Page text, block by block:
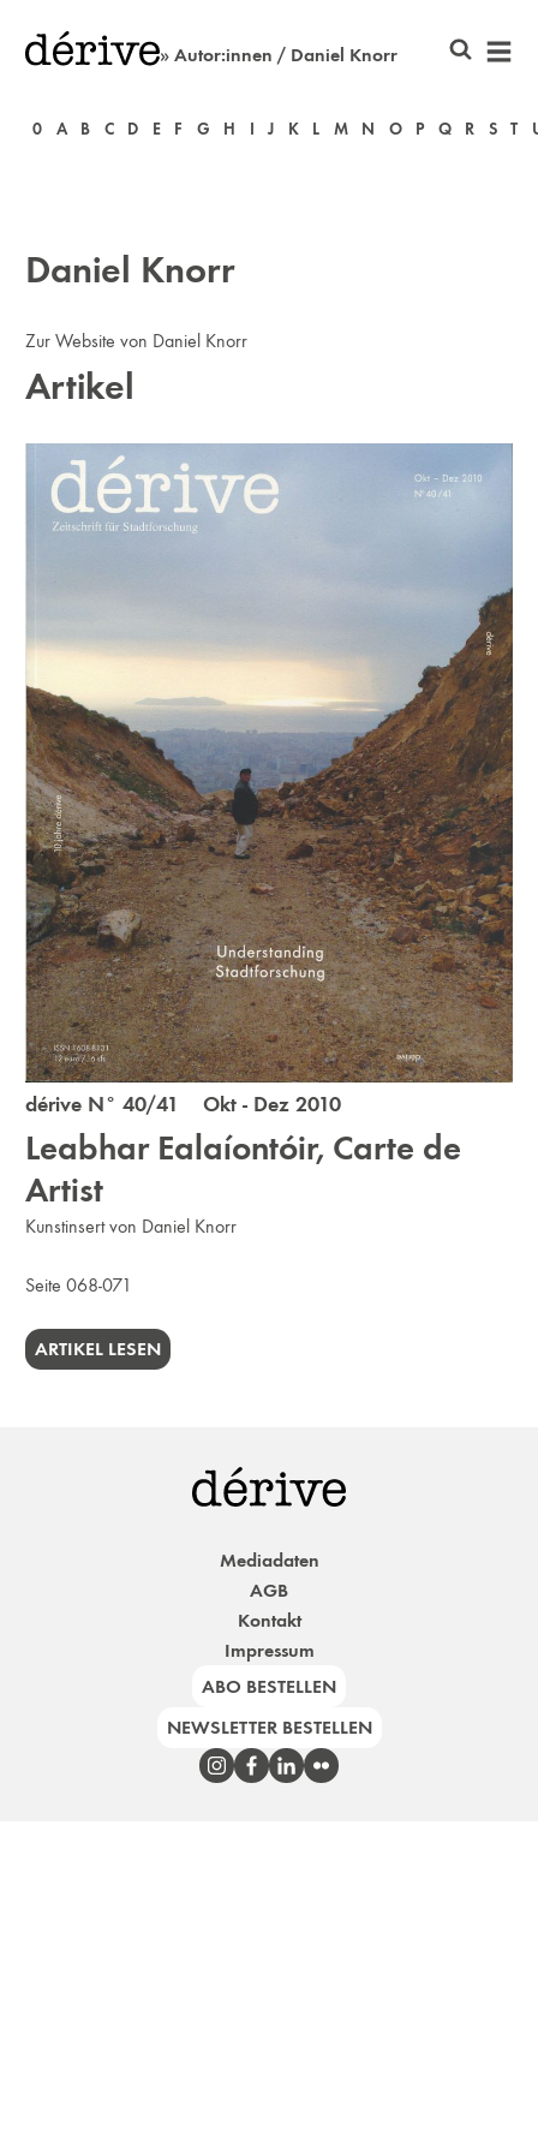
» Autor:innen / Daniel Knorr
0 A B C D E F G H I J K L M N O P Q R S T
Daniel Knorr
Zur Website von Daniel Knorr
Artikel
dérive N° 40/41 Okt - Dez 2010
Leabhar Ealaíontóir, Carte de
Artist
Kunstinsert von Daniel Knorr
Seite 068-071
ARTIKEL LESEN
Mediadaten
AGB
Kontakt
Impressum
ABO BESTELLEN
NEWSLETTER BESTELLEN